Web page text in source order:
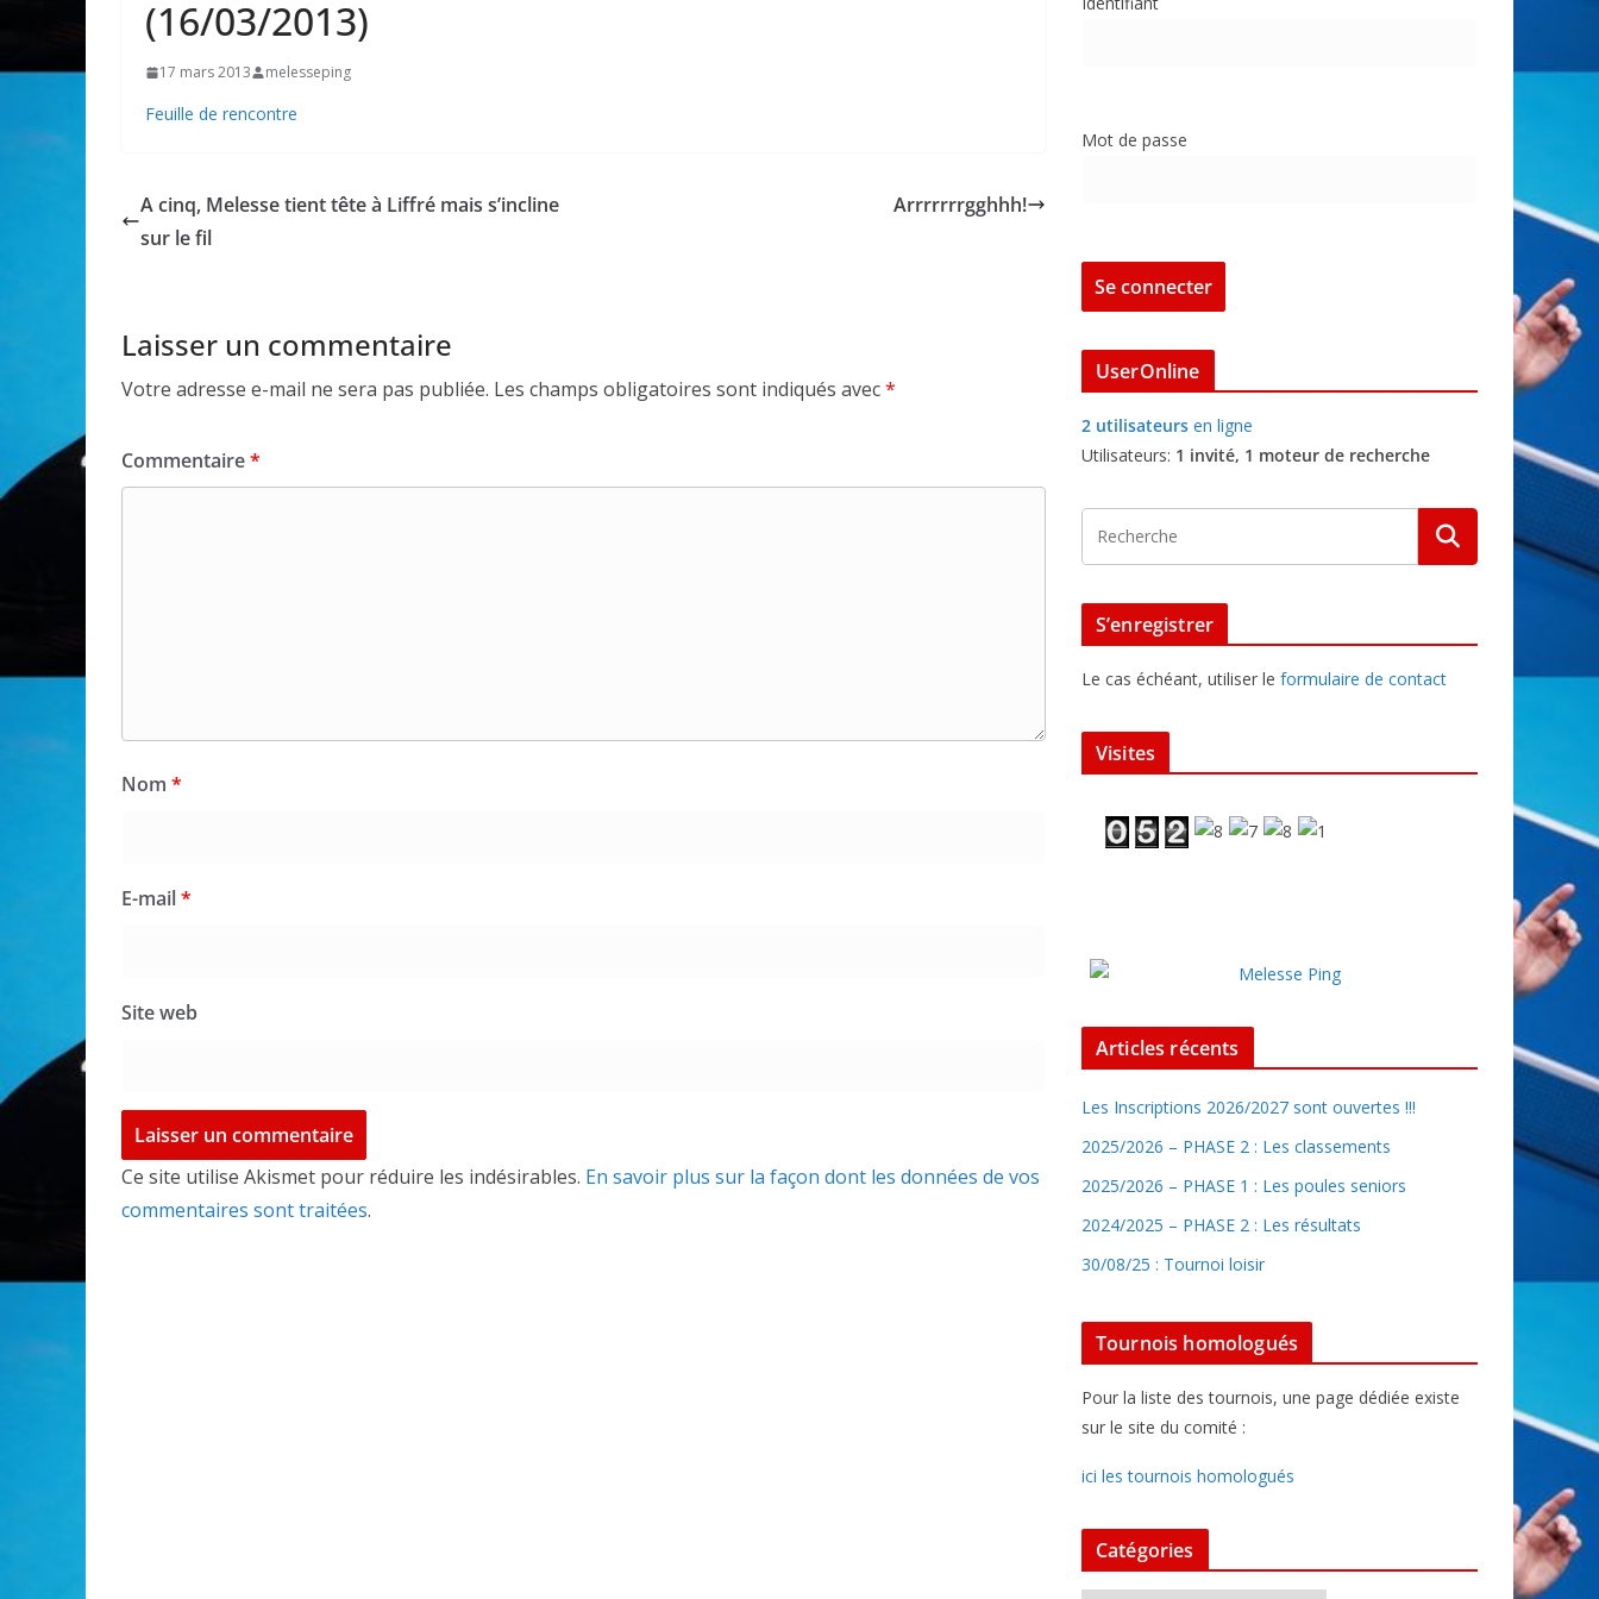
(16/03/2013)
17 mars 2013 melesseping
Feuille de rencontre
A cinq, Melesse tient tête à Liffré mais s’incline
sur le fil
Arrrrrrrgghhh!
Laisser un commentaire
Votre adresse e-mail ne sera pas publiée. Les champs obligatoires sont indiqués avec*
Commentaire*
Nom *
E-mail*
Site web
Ce site utilise Akismet pour réduire les indésirables. En savoir plus sur la façon dont les données de vos
commentaires sont traitées.
Mot de passe
UserOnline
2 utilisateurs en ligne
Utilisateurs: 1 invité, 1 moteur de recherche
S’enregistrer
Le cas échéant, utiliser le formulaire de contact
Visites
Articles récents
Les Inscriptions 2026/2027 sont ouvertes !!!
2025/2026 – PHASE 2 : Les classements
2025/2026 – PHASE 1 : Les poules seniors
2024/2025 – PHASE 2 : Les résultats
30/08/25 : Tournoi loisir
Tournois homologués
Pour la liste des tournois, une page dédiée existe
sur le site du comité :
ici les tournois homologués
Catégories